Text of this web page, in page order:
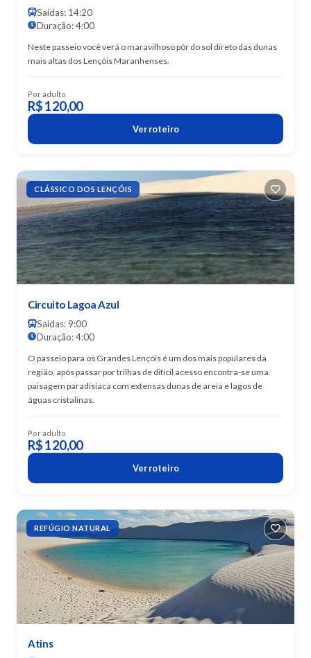
Saídas: 14:20
Duração: 4:00
Neste passeio você verá o maravilhoso pôr do sol direto das dunas
mais altas dos Lençóis Maranhenses.
Por adulto
R$ 120,00
Ver roteiro
CLÁSSICO DOS LENÇÓIS
Circuito Lagoa Azul
Saídas: 9:00
Duração: 4:00
O passeio para os Grandes Lençóis é um dos mais populares da
região, após passar por trilhas de difícil acesso encontra-se uma
paisagem paradisíaca com extensas dunas de areia e lagos de
águas cristalinas.
Por adulto
R$ 120,00
Ver roteiro
REFÚGIO NATURAL
Atins